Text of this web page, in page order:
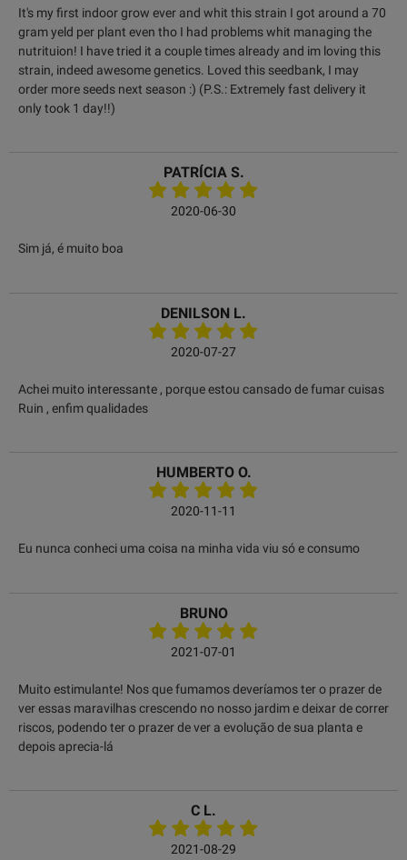
It's my first indoor grow ever and whit this strain I got around a 70
gram yeld per plant even tho I had problems whit managing the
nutrituion! I have tried it a couple times already and im loving this
strain, indeed awesome genetics. Loved this seedbank, I may
order more seeds next season :) (P.S.: Extremely fast delivery it
only took 1 day!!)
PATRÍCIA S.
2020-06-30
Sim já, é muito boa
DENILSON L.
2020-07-27
Achei muito interessante , porque estou cansado de fumar cuisas
Ruin , enfim qualidades
HUMBERTO O.
2020-11-11
Eu nunca conheci uma coisa na minha vida viu só e consumo
BRUNO
2021-07-01
Muito estimulante! Nos que fumamos deveríamos ter o prazer de
ver essas maravilhas crescendo no nosso jardim e deixar de correr
riscos, podendo ter o prazer de ver a evolução de sua planta e
depois aprecia-lá
C L.
2021-08-29